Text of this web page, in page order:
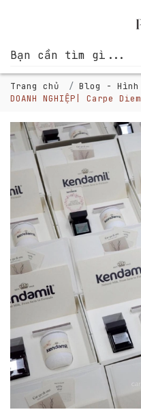
Trang chủ Blog -
DOANH NGHIỆP| Carpe